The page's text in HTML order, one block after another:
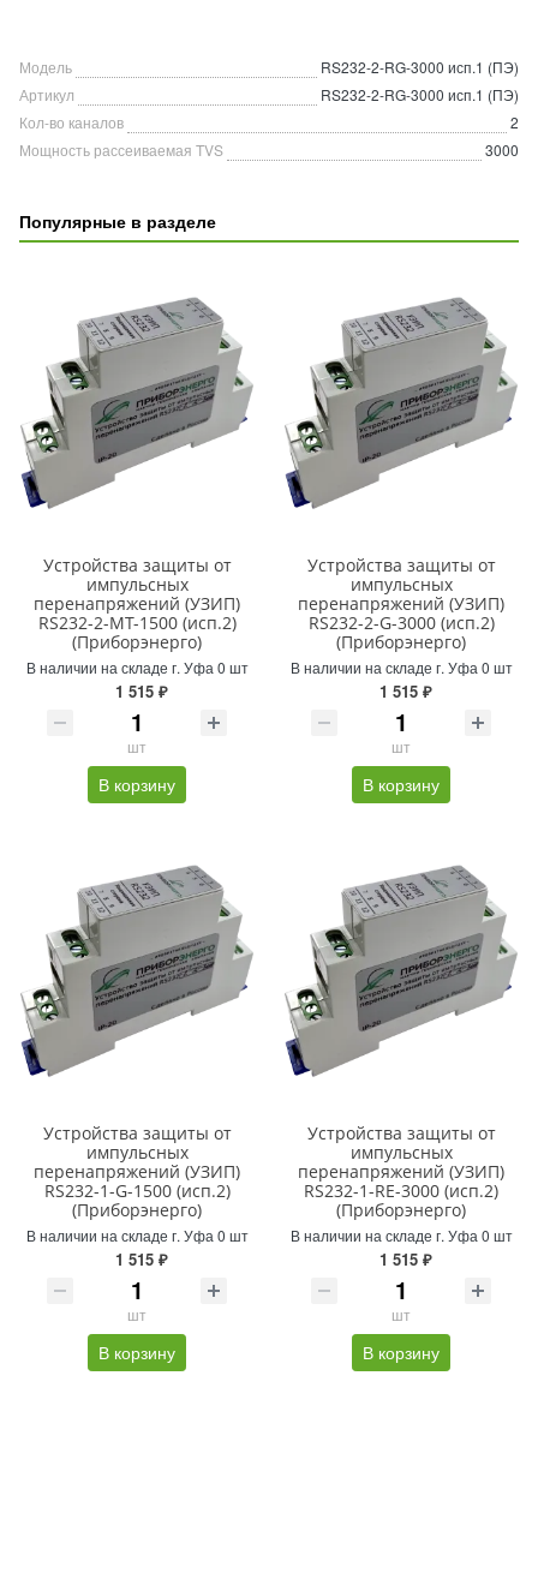
Модель
RS232-2-RG-3000 исп.1 (ПЭ)
Артикул
RS232-2-RG-3000 исп.1 (ПЭ)
Кол-во каналов
2
Мощность рассеиваемая TVS
3000
Популярные в разделе
Устройства защиты от
импульсных
перенапряжений (УЗИП)
RS232-2-MT-1500 (исп.2)
(Приборэнерго)
В наличии на складе г. Уфа 0 шт
1 515 ₽
шт
В корзину
Устройства защиты от
импульсных
перенапряжений (УЗИП)
RS232-2-G-3000 (исп.2)
(Приборэнерго)
В наличии на складе г. Уфа 0 шт
1 515 ₽
шт
В корзину
Устройства защиты от
импульсных
перенапряжений (УЗИП)
RS232-1-G-1500 (исп.2)
(Приборэнерго)
В наличии на складе г. Уфа 0 шт
1 515 ₽
шт
В корзину
Устройства защиты от
импульсных
перенапряжений (УЗИП)
RS232-1-RE-3000 (исп.2)
(Приборэнерго)
В наличии на складе г. Уфа 0 шт
1 515 ₽
шт
В корзину